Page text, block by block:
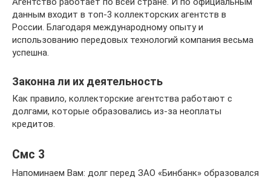
данным входит в топ-3 коллекторских агентств в
России. Благодаря международному опыту и
использованию передовых технологий компания весьма
успешна.
Законна ли их деятельность
Как правило, коллекторские агентства работают с
долгами, которые образовались из-за неоплаты
кредитов.
Смс 3
Напоминаем Вам: долг перед ЗАО «Бинбанк» образовался